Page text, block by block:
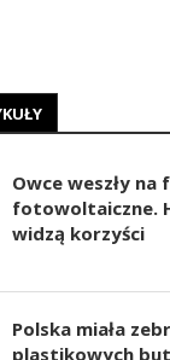
Owce weszły na
fotowoltaiczne.
widzą korzyści
Polska miała
plastikowych